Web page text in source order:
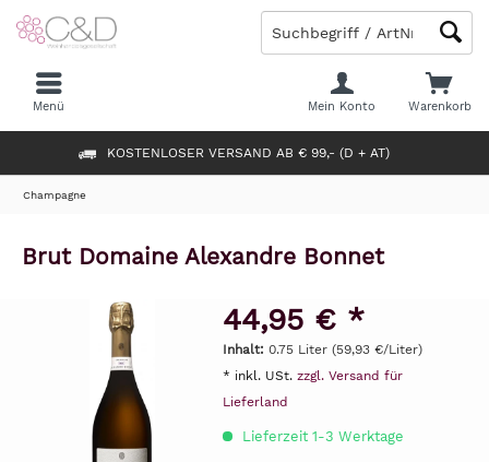
KOSTENLOSER VERSAND AB € 99,- (D + AT)
Warenkorb
Mein Konto
Menü
Champagne
Brut Domaine Alexandre Bonnet
44,95 € *
Inhalt: 0.75 Liter (59,93 €/Liter)
* inkl. USt. zzgl. Versand für
Lieferland
Lieferzeit 1-3 Werktage